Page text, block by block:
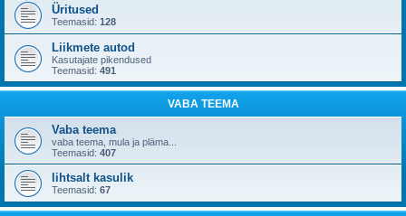
Üritused
Teemasid: 128
Liikmete autod
Kasutajate pikendused
Teemasid: 491
VABA TEEMA
Vaba teema
vaba teema, mula ja pläma...
Teemasid: 407
lihtsalt kasulik
Teemasid: 67